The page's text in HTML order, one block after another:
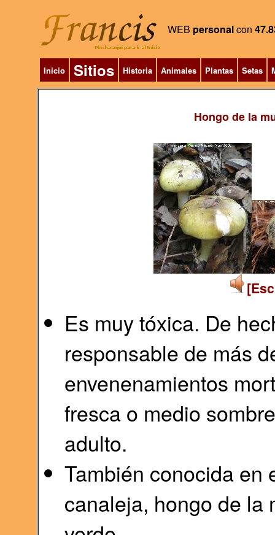
WEB personalcon
Inicio Sitios Historia Animales Plantas Setas
Hongo de la
Es muy tóxica. De
responsable de más
envenenamientos
fresca o medio
adulto.
También conocida en
canaleja,​ hongo de la